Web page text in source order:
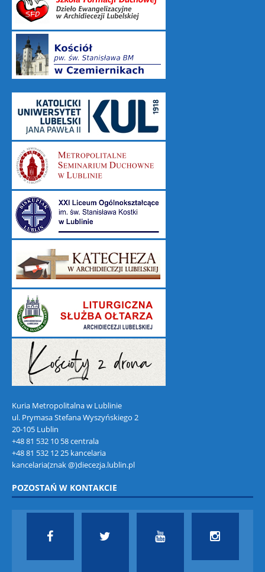
Kuria Metropolitalna w Lublinie
ul. Prymasa Stefana Wyszyńskiego 2
20-105 Lublin
+48 81 532 10 58 centrala
+48 81 532 12 25 kancelaria
kancelaria(znak @)diecezja.lublin.pl
POZOSTAŃ W KONTAKCIE